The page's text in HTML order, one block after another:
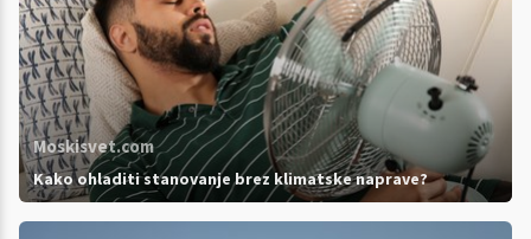
Moskisvet.com
Kako ohladiti stanovanje brez klimatske naprave?